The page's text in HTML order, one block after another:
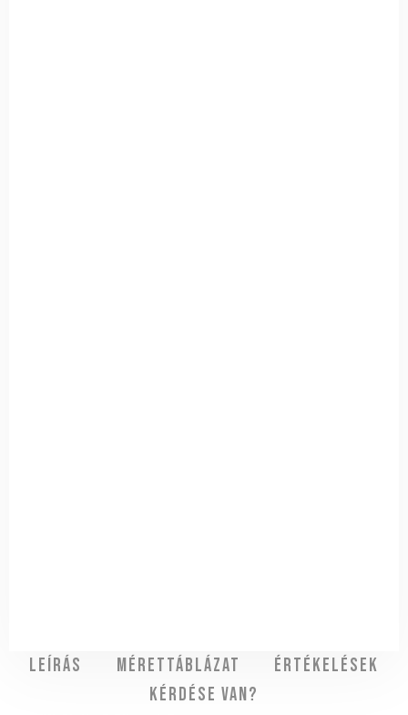
Leírás Mérettáblázat
Értékelések
Kérdése van?